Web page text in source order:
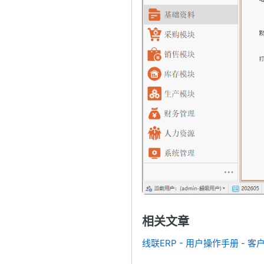
相关文章
线联ERP - 用户操作手册 - 客